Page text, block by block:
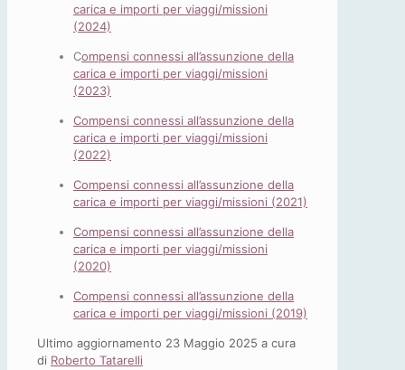
carica e importi per viaggi/missioni
(2024)
Compensi connessi all’assunzione della
carica e importi per viaggi/missioni
(2023)
Compensi connessi all’assunzione della
carica e importi per viaggi/missioni
(2022)
Compensi connessi all’assunzione della
carica e importi per viaggi/missioni (2021)
Compensi connessi all’assunzione della
carica e importi per viaggi/missioni
(2020)
Compensi connessi all’assunzione della
carica e importi per viaggi/missioni (2019)
Ultimo aggiornamento 23 Maggio 2025 a cura
di Roberto Tatarelli